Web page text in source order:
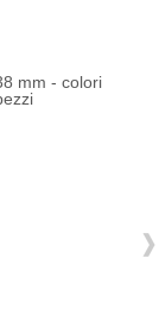
mm - colori